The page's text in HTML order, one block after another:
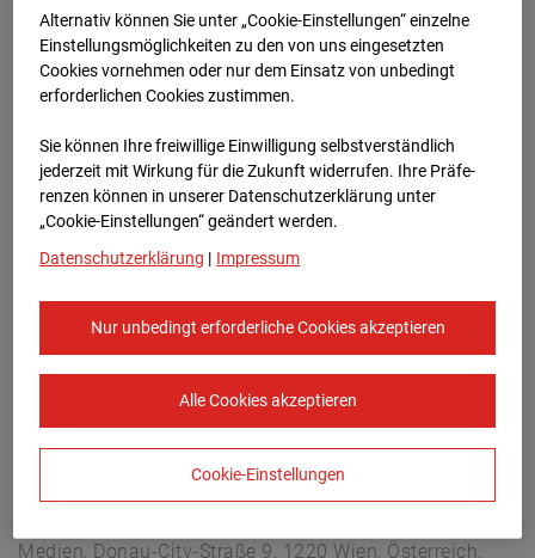
Berliner Str. 30, 03222 Berlin
Zur Übersicht
Europe/Berlin
Medien, Donau-City-Straße 9, 1220 Wien, Österreich,
Alternativ können Sie unter „Cookie-Einstellungen“ einzelne
Einstellungsmöglichkeiten zu den von uns eingesetzten
Cookies vornehmen oder nur dem Einsatz von unbedingt
erforderlichen Cookies zustimmen.
Sie können Ihre freiwillige Einwilligung selbstverständlich
jederzeit mit Wirkung für die Zukunft widerrufen. Ihre Prä­fe­
renzen können in unserer Datenschutzerklärung unter
„Cookie-Einstellungen“ geändert werden.
Datenschutzerklärung | Impressum
Nur unbedingt erforderliche Cookies akzeptieren
Alle Cookies akzeptieren
Cookie-Einstellungen